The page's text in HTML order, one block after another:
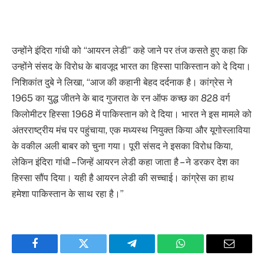
उन्होंने इंदिरा गांधी को “आयरन लेडी” कहे जाने पर तंज कसते हुए कहा कि
उन्होंने संसद के विरोध के बावजूद भारत का हिस्सा पाकिस्तान को दे दिया।
निशिकांत दुबे ने लिखा, “आज की कहानी बेहद दर्दनाक है। कांग्रेस ने
1965 का युद्ध जीतने के बाद गुजरात के रन ऑफ कच्छ का 828 वर्ग
किलोमीटर हिस्सा 1968 में पाकिस्तान को दे दिया। भारत ने इस मामले को
अंतरराष्ट्रीय मंच पर पहुंचाया, एक मध्यस्थ नियुक्त किया और यूगोस्लाविया
के वकील अली बाबर को चुना गया। पूरी संसद ने इसका विरोध किया,
लेकिन इंदिरा गांधी – जिन्हें आयरन लेडी कहा जाता है – ने डरकर देश का
हिस्सा सौंप दिया। यही है आयरन लेडी की सच्चाई। कांग्रेस का हाथ
हमेशा पाकिस्तान के साथ रहा है।”
Facebook Twitter Telegram WhatsApp Email